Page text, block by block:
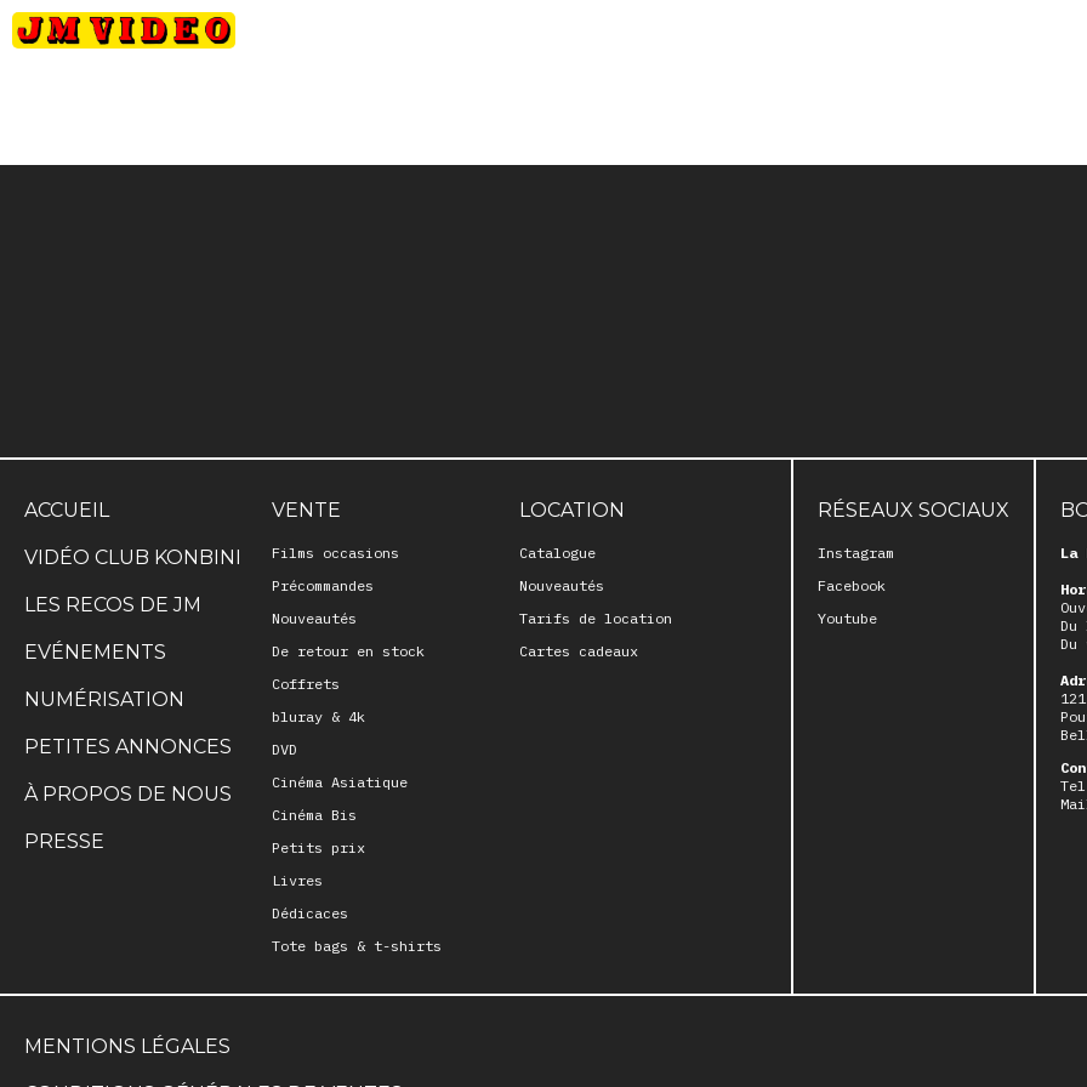
ACCUEIL VENTE
Films occasions
Précommandes
Nouveautés
De retour en stock
Coffrets
bluray & 4k
DVD
Cinéma Asiatique
Cinéma Bis
Petits prix
Livres
Dédicaces
Tote bags & t-shirts
LOCATION
Catalogue
Nouveautés
Tarifs de location
Cartes cadeaux
VIDÉO CLUB KONBINI
LES RECOS DE JM
EVÉNEMENTS
NUMÉRISATION
PETITES ANNONCES
À PROPOS DE NOUS
PRESSE
RÉSEAUX SOCIAUX
Instagram
Facebook
Youtube
La
MENTIONS LÉGALES